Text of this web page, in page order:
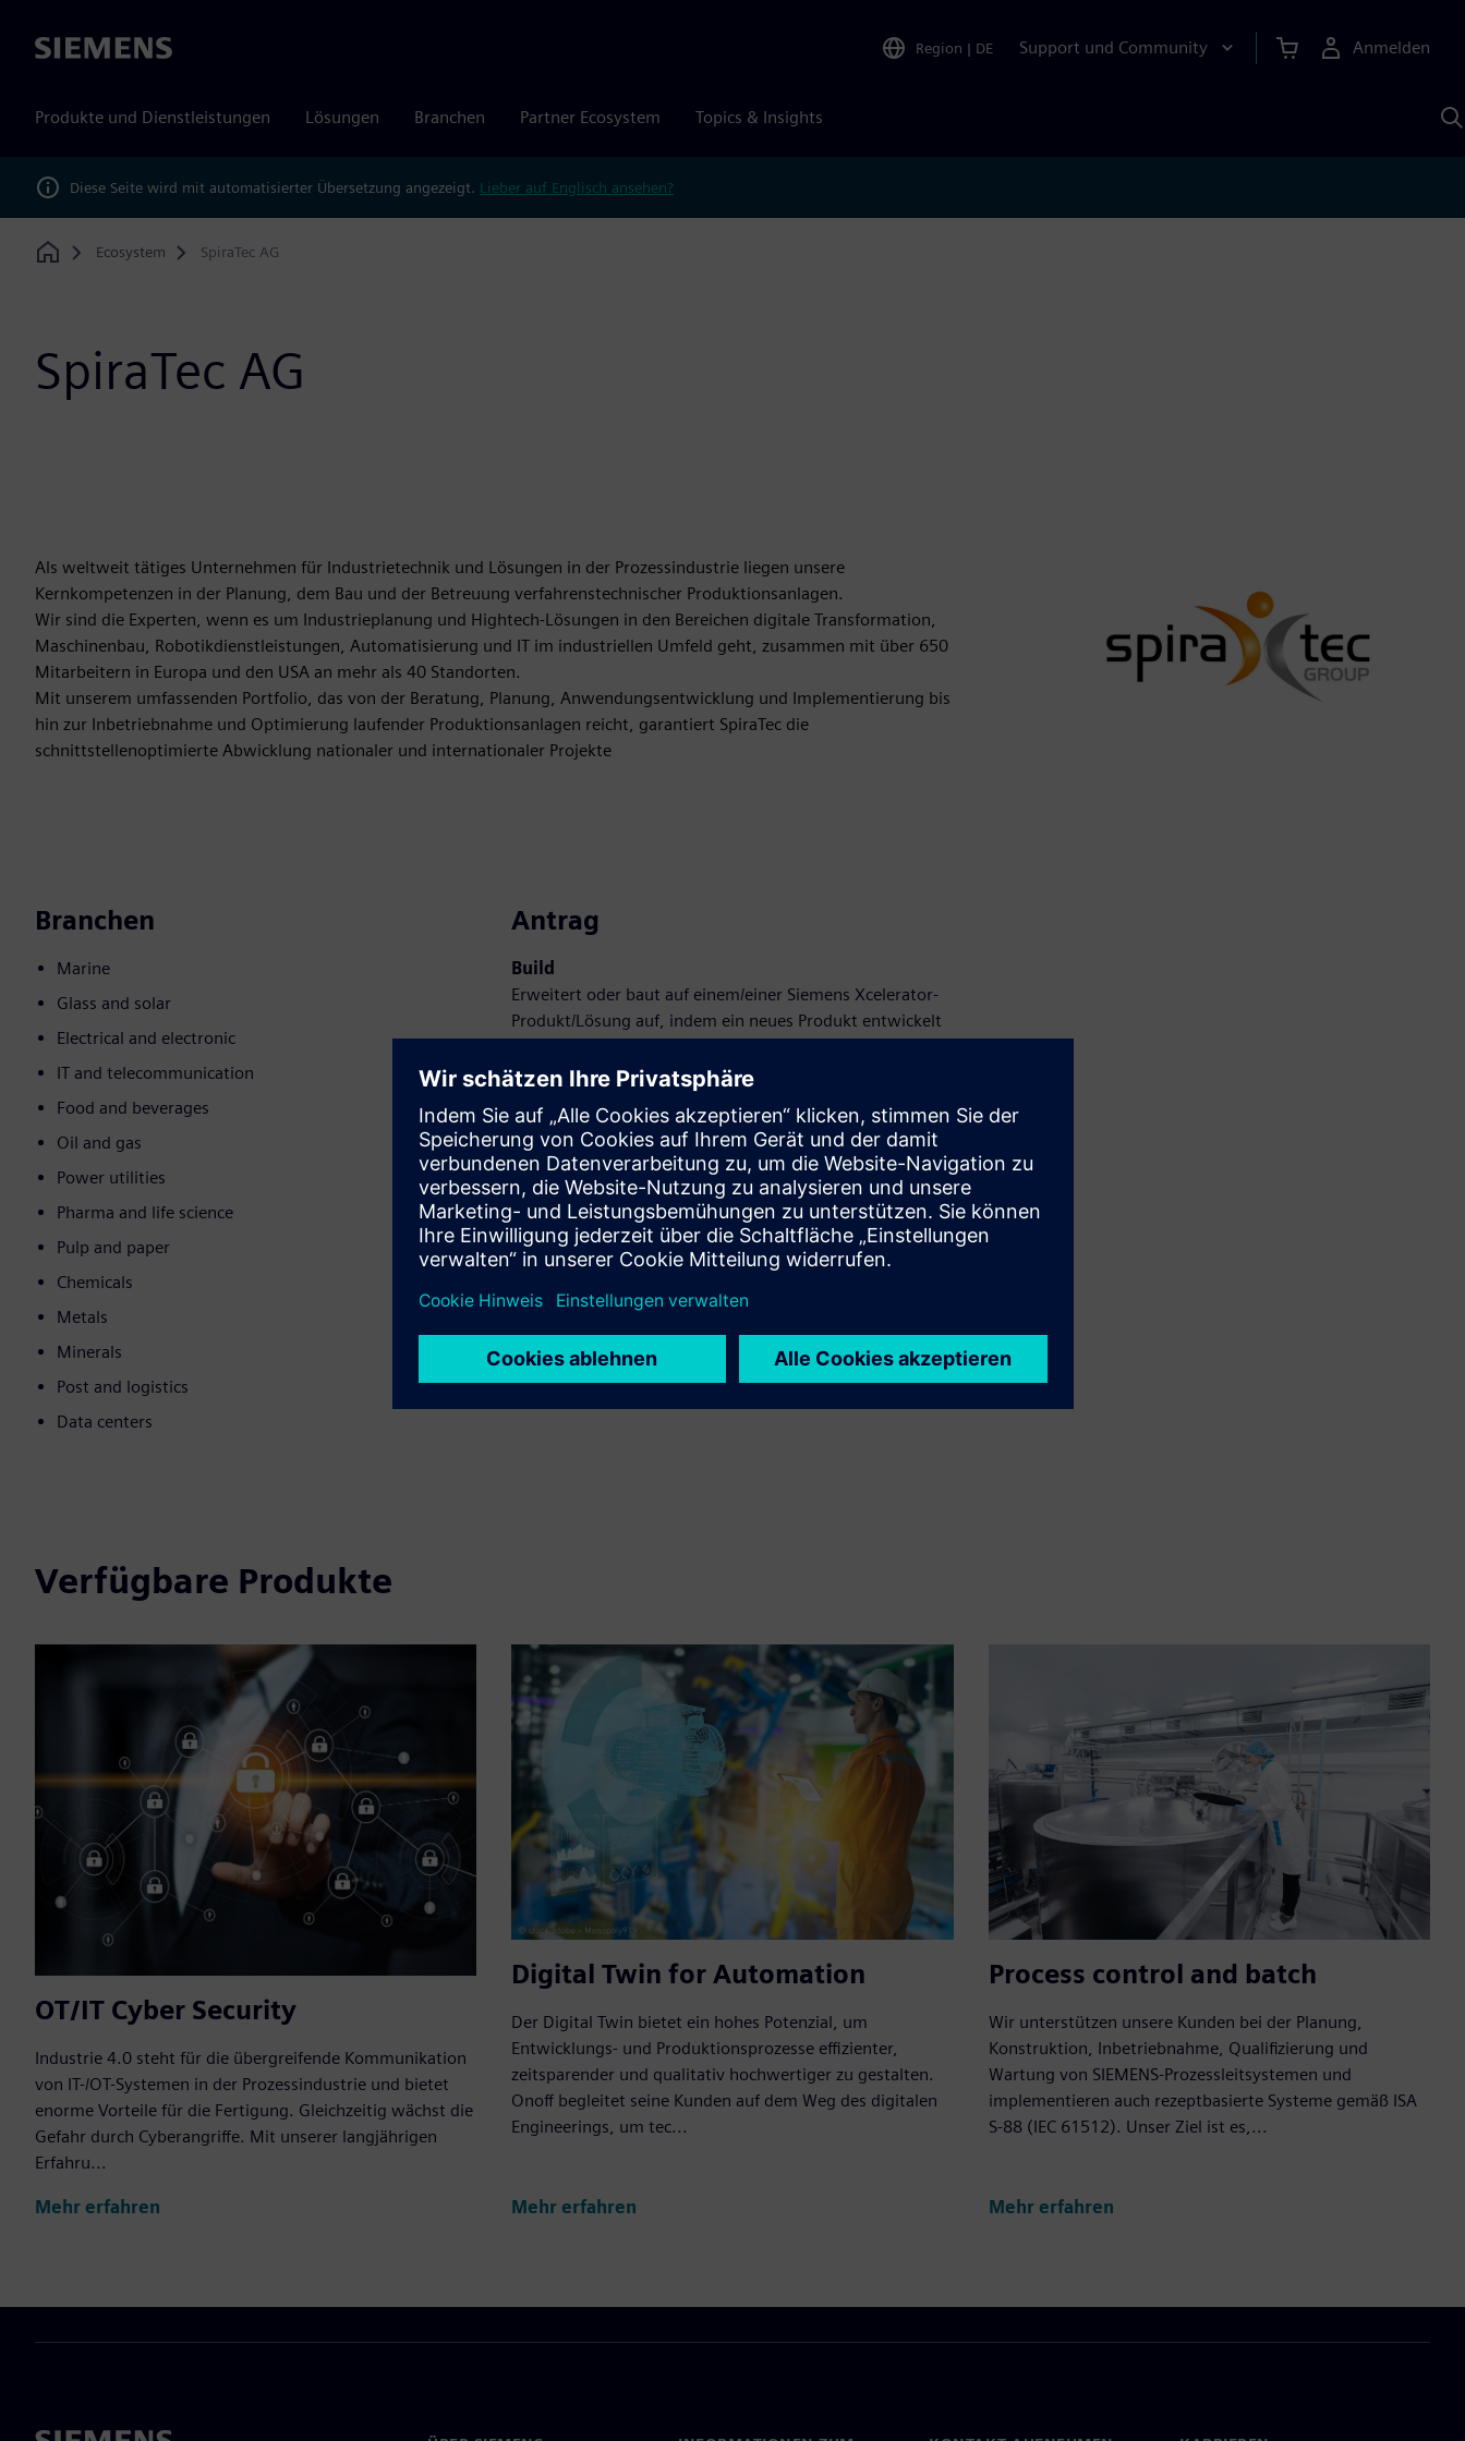
Siemens Region | DE Support und Community Anmelden
Produkte und Dienstleistungen Lösungen Branchen Partner Ecosystem Topics & Insights
KI
Diese Seite wird mit automatisierter Übersetzung angezeigt. Lieber auf Englisch ansehen?
Home
Ecosystem SpiraTec AG
SpiraTec AG
Als weltweit tätiges Unternehmen für Industrietechnik und Lösungen in der Prozessindustrie liegen unsere
Kernkompetenzen in der Planung, dem Bau und der Betreuung verfahrenstechnischer Produktionsanlagen.
Wir sind die Experten, wenn es um Industrieplanung und Hightech-Lösungen in den Bereichen digitale Transformation,
Maschinenbau, Robotikdienstleistungen, Automatisierung und IT im industriellen Umfeld geht, zusammen mit über 650
Mitarbeitern in Europa und den USA an mehr als 40 Standorten.
Mit unserem umfassenden Portfolio, das von der Beratung, Planung, Anwendungsentwicklung und Implementierung bis
hin zur Inbetriebnahme und Optimierung laufender Produktionsanlagen reicht, garantiert SpiraTec die
schnittstellenoptimierte Abwicklung nationaler und internationaler Projekte
Branchen
Marine
Glass and solar
Electrical and electronic
IT and telecommunication
Food and beverages
Oil and gas
Power utilities
Pharma and life science
Pulp and paper
Chemicals
Metals
Minerals
Post and logistics
Data centers
Antrag
Build
Erweitert oder baut auf einem/einer Siemens Xcelerator-
Produkt/Lösung auf, indem ein neues Produkt entwickelt
Integration des Siemens Xcelerator-Produkts und des
Verfügbare Produkte
OT/IT Cyber Security
Industrie 4.0 steht für die übergreifende Kommunikation
von IT-/OT-Systemen in der Prozessindustrie und bietet
enorme Vorteile für die Fertigung. Gleichzeitig wächst die
Gefahr durch Cyberangriffe. Mit unserer langjährigen
Erfahru...
Mehr erfahren
Digital Twin for Automation
Der Digital Twin bietet ein hohes Potenzial, um
Entwicklungs- und Produktionsprozesse effizienter,
zeitsparender und qualitativ hochwertiger zu gestalten.
Onoff begleitet seine Kunden auf dem Weg des digitalen
Engineerings, um tec...
Mehr erfahren
Process control and batch
Wir unterstützen unsere Kunden bei der Planung,
Konstruktion, Inbetriebnahme, Qualifizierung und
Wartung von SIEMENS-Prozessleitsystemen und
implementieren auch rezeptbasierte Systeme gemäß ISA
S-88 (IEC 61512). Unser Ziel ist es,...
Mehr erfahren